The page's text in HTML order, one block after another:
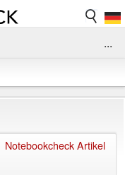
...
Notebookcheck Artikel